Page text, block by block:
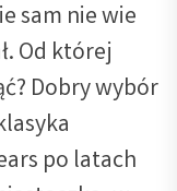
sam nie wie
Od której
Dobry wybór
po latach